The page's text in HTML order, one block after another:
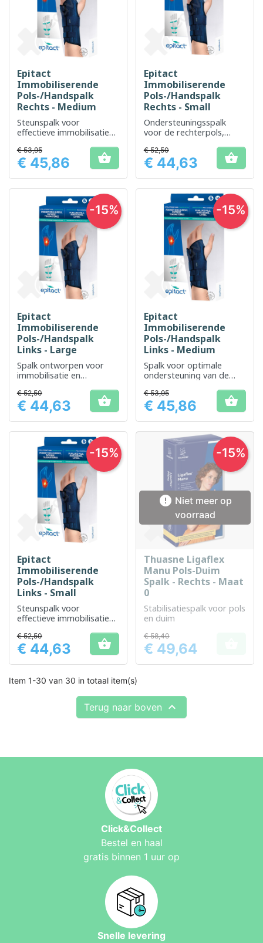
Epitact
Immobiliserende
Pols-/Handspalk
Rechts - Medium
Steunspalk voor
effectieve immobilisatie
Prijs
€ 53,95
€ 45,86 
Epitact
Immobiliserende
Pols-/Handspalk
Rechts - Small
Ondersteuningsspalk
voor de rechterpols,
effectieve immobilisatie
Prijs
€ 52,50
€ 44,63 
Epitact
Immobiliserende
Pols-/Handspalk
Links - Large
Spalk ontworpen voor
immobilisatie en
linker pols en hand
Prijs
€ 52,50
€ 44,63 
-15%
Epitact
Immobiliserende
Pols-/Handspalk
Links - Medium
Spalk voor optimale
ondersteuning van de
Prijs
€ 53,95
€ 45,86 
-15%
Epitact
Immobiliserende
Pols-/Handspalk
Links - Small
Steunspalk voor
effectieve immobilisatie
Prijs
€ 52,50
€ 44,63 
-15%
 Niet meer op
voorraad
Thuasne Ligaflex
Manu Pols-Duim
Spalk - Rechts - Maat
0
Stabilisatiespalk voor pols
en duim
Prijs
€ 58,40
€ 49,64
-15%
Item 1-30 van 30 in totaal item(s)
Terug naar boven 
Click&Collect
Bestel en haal
gratis binnen 1 uur op
Snelle levering